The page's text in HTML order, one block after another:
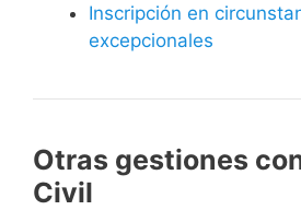
Inscripción en
excepcionales
Otras gestiones
Civil